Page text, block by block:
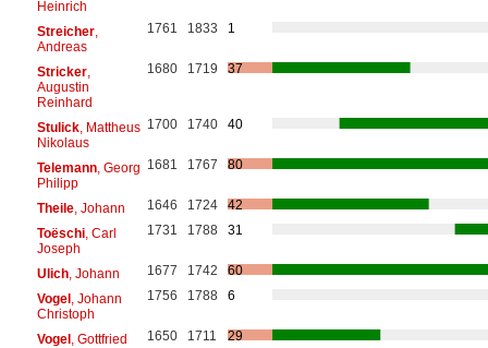
Heinrich
Streicher,
Andreas
1761 1833 1
Stricker,
Augustin
Reinhard
1680 1719 37
Stulick, Mattheus
Nikolaus
1700 1740 40
Telemann, Georg
Philipp
1681 1767 80
Theile, Johann 1646 1724
42
Toëschi, Carl
Joseph
1731 1788 31
Ulich, Johann 1677 1742
60
Vogel, Johann
Christoph
1756 1788 6
Vogel, Gottfried 1650 1711
29